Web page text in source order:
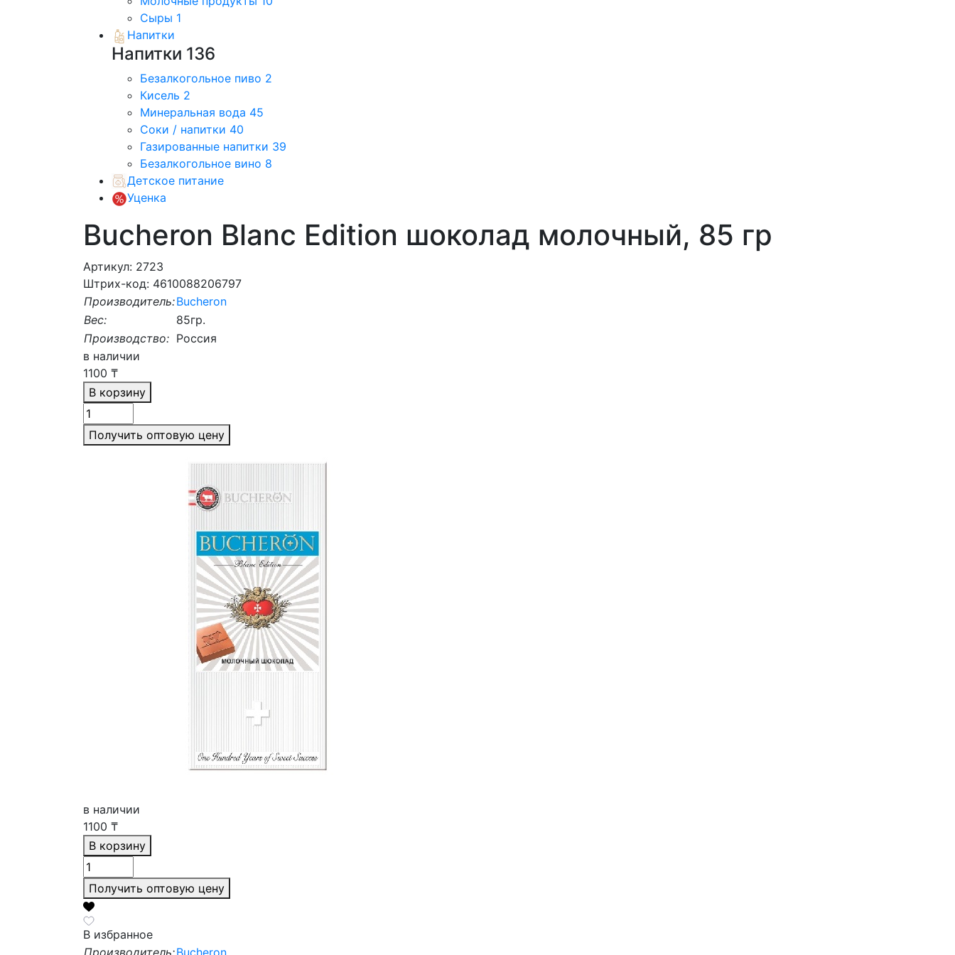
Сыры 1
Напитки
Напитки 136
Безалкогольное пиво 2
Кисель 2
Минеральная вода 45
Соки / напитки 40
Газированные напитки 39
Безалкогольное вино 8
Детское питание
Уценка
Bucheron Blanc Edition шоколад молочный, 85 гр
Артикул: 2723
Штрих-код: 4610088206797
Производитель:Bucheron
Вес:
85гр.
Производство: Россия
в наличии
1100 ₸
В корзину
Получить оптовую цену
в наличии
1100 ₸
В корзину
Получить оптовую цену
В избранное
Производитель:Bucheron